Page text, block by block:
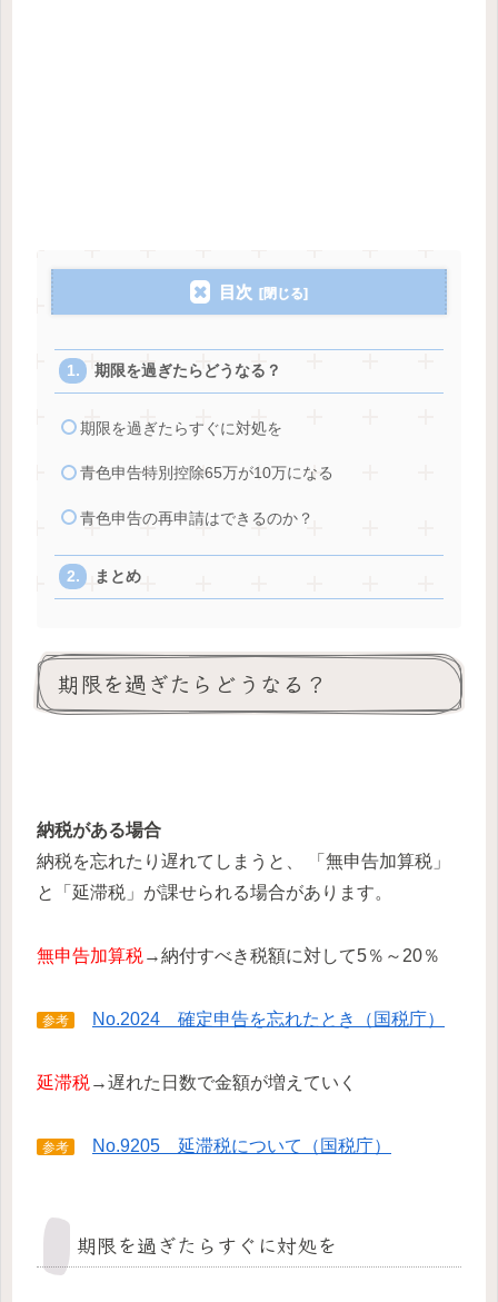
目次
期限を過ぎたらどうなる？
期限を過ぎたらすぐに対処を
青色申告特別控除65万が10万になる
青色申告の再申請はできるのか？
まとめ
期限を過ぎたらどうなる？
納税がある場合
納税を忘れたり遅れてしまうと、 「無申告加算税」
と「延滞税」が課せられる場合があります。
無申告加算税→納付すべき税額に対して5％～20％
参考 No.2024 確定申告を忘れたとき（国税庁）
延滞税→遅れた日数で金額が増えていく
参考 No.9205 延滞税について（国税庁）
期限を過ぎたらすぐに対処を